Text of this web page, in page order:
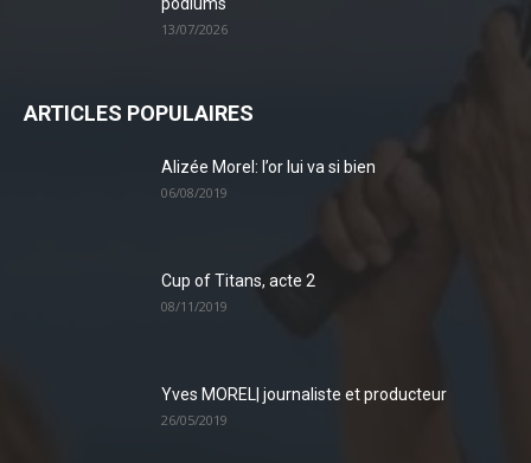
13/07/2026
ARTICLES POPULAIRES
Alizée Morel: l’or lui va si bien
06/08/2019
Cup of Titans, acte 2
08/11/2019
Yves MOREL| journaliste et producteur
26/05/2019